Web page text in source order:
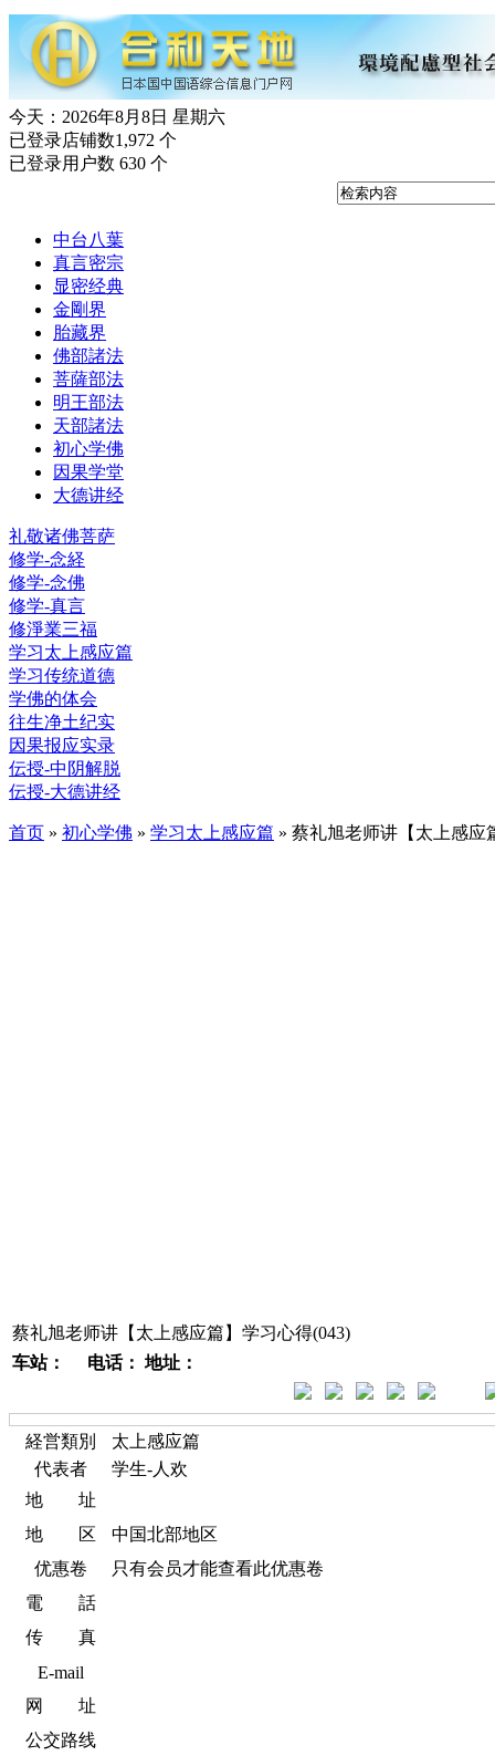
今天：2026年8月8日 星期六
已登录店铺数1,972 个
已登录用户数 630 个
中台八葉
真言密宗
显密经典
金剛界
胎藏界
佛部諸法
菩薩部法
明王部法
天部諸法
初心学佛
因果学堂
大德讲经
礼敬诸佛菩萨
修学-念経
修学-念佛
修学-真言
修淨業三福
学习太上感应篇
学习传统道德
学佛的体会
往生净土纪实
因果报应实录
伝授-中阴解脱
伝授-大德讲经
首页 » 初心学佛 » 学习太上感应篇 » 蔡礼旭老师讲【太上感应
蔡礼旭老师讲【太上感应篇】学习心得(043)
车站：
电话： 地址：
経営類別
太上感应篇
代表者
学生-人欢
地 址
地 区
中国北部地区
优惠卷
只有会员才能查看此优惠卷
電 話
传 真
E-mail
网 址
公交路线